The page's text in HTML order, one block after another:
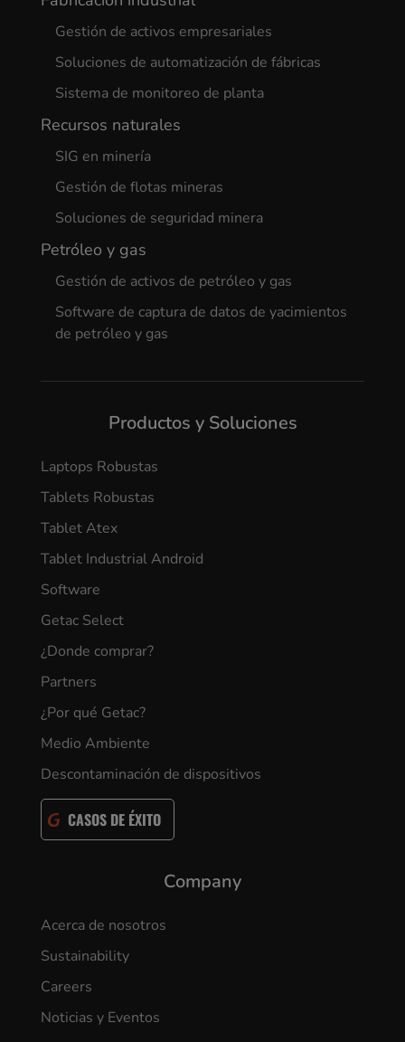
Gestión de activos empresariales
Soluciones de automatización de fábricas
Sistema de monitoreo de planta
Recursos naturales
SIG en minería
Gestión de flotas mineras
Soluciones de seguridad minera
Petróleo y gas
Gestión de activos de petróleo y gas
Software de captura de datos de yacimientos
de petróleo y gas
Productos y Soluciones
Laptops Robustas
Tablets Robustas
Tablet Atex
Tablet Industrial Android
Software
Getac Select
¿Donde comprar?
Partners
¿Por qué Getac?
Medio Ambiente
Descontaminación de dispositivos
CASOS DE ÉXITO
Company
Acerca de nosotros
Sustainability
Careers
Noticias y Eventos